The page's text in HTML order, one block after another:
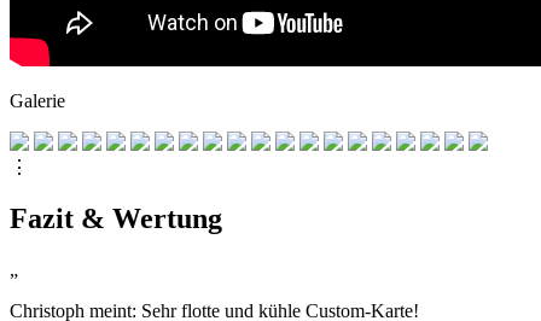
Galerie
⋮
Fazit & Wertung
„
Christoph meint: Sehr flotte und kühle Custom-Karte!